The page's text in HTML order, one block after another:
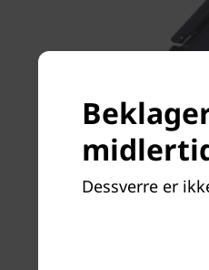
Dessverre er